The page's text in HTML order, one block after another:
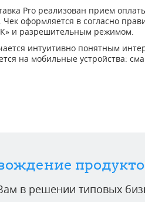
Pro реализован прием
оформляется в согласно
и разрешительным режимом.
интуитивно понятным
на мобильные устройства:
в решении типовых